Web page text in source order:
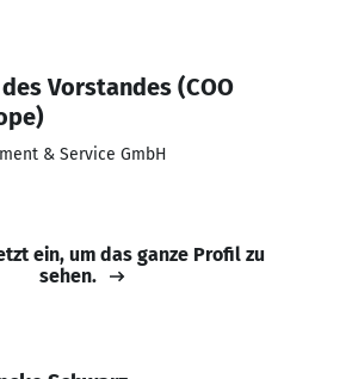
Vorstandes (COO
& Service GmbH
ein, um das ganze Profil zu
sehen.